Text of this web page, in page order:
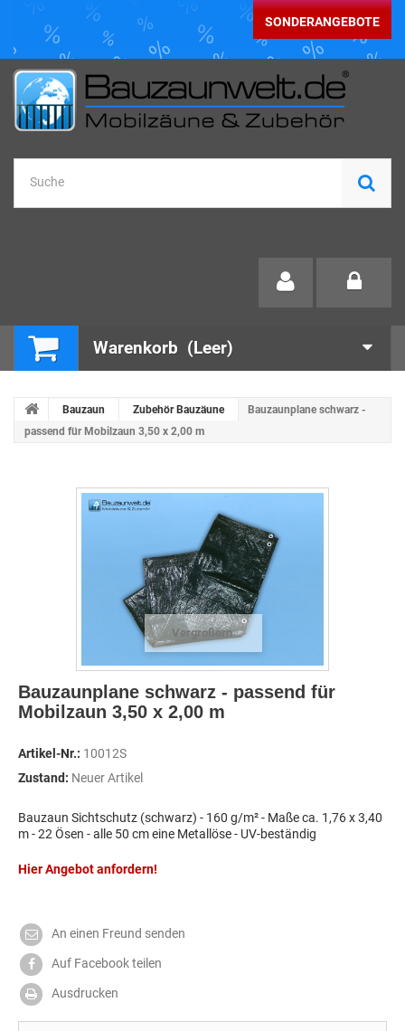
SONDERANGEBOTE
Warenkorb (Leer)
Bauzaun Zubehör Bauzäune
Bauzaunplane schwarz -
passend für Mobilzaun 3,50 x 2,00 m
Vergrößern
Bauzaunplane schwarz - passend für
Mobilzaun 3,50 x 2,00 m
Artikel-Nr.: 10012S
Zustand: Neuer Artikel
Bauzaun Sichtschutz (schwarz) - 160 g/m² - Maße ca. 1,76 x 3,40
m - 22 Ösen - alle 50 cm eine Metallöse - UV-beständig
Hier Angebot anfordern!
An einen Freund senden
Auf Facebook teilen
Ausdrucken